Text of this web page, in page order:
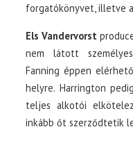
forgatókönyvet, illetve
Els Vandervorst
nem látott
Fanning éppen
helyre. Harrington
teljes alkotói
inkább őt szerződtetik